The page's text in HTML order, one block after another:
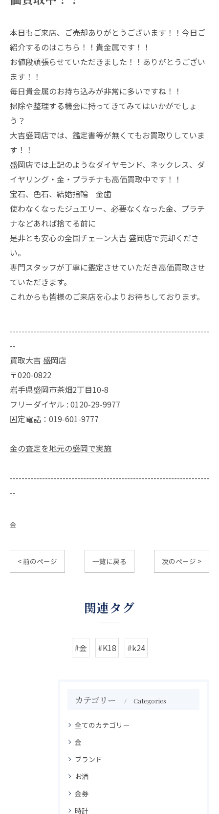
本日もご来店、ご売却ありがとうございます！！今日ご
紹介するのはこちら！！貴金属です！！
お値段頑張らせていただきました！！ありがとうござい
ます！！
毎日貴金属のお持ち込みが非常に多いですね！！
掃除や整理する機会に持ってきてみてはいかがでしょ
う？
大吉盛岡店では、鑑定書等が無くてもお買取りしていま
す！！
盛岡店では上記のようなダイヤモンド、ネックレス、ダ
イヤリング・金・プラチナも高価買取中です！！
宝石、色石、結婚指輪 金歯
使わなくなったジュエリー、必要なくなった金、プラチ
ナなどあれば捨てる前に
是非とも安心の全国チェーン大吉 盛岡店で売却くださ
い。
専門スタッフが丁寧に鑑定させていただき高価買取させ
ていただきます。
これからも皆様のご来店を心よりお待ちしております。
--------------------------------------------------------------------
--
買取大吉 盛岡店
〒020-0822
岩手県盛岡市茶畑2丁目10-8
フリーダイヤル : 0120-29-9977
固定電話：019-601-9777
金の査定を地元の盛岡で実施
--------------------------------------------------------------------
--
金
< 前のページ 一覧に戻る 次のページ >
関連タグ
#金 #K18 #k24
カテゴリー Categories
全てのカテゴリー
金
ブランド
お酒
金券
時計